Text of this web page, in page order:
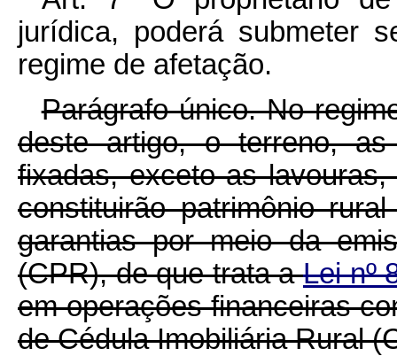
jurídica, poderá submeter
regime de afetação.
Parágrafo único. No
deste artigo, o terreno,
fixadas, exceto as
constituirão patrimônio
garantias por meio da
(CPR), de que trata aLei nº
em operações financeiras
de Cédula Imobiliária Rural